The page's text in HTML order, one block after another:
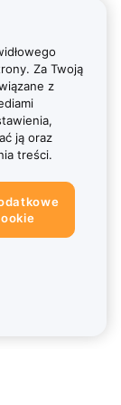
Za Twoją
z
ją oraz
treści.